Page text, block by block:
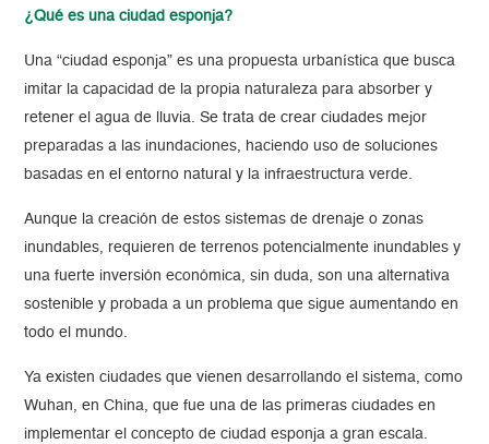
¿Qué es una ciudad esponja?
Una “ciudad esponja” es una propuesta urbanística que busca
imitar la capacidad de la propia naturaleza para absorber y
retener el agua de lluvia. Se trata de crear ciudades mejor
preparadas a las inundaciones, haciendo uso de soluciones
basadas en el entorno natural y la infraestructura verde.
Aunque la creación de estos sistemas de drenaje o zonas
inundables, requieren de terrenos potencialmente inundables y
una fuerte inversión económica, sin duda, son una alternativa
sostenible y probada a un problema que sigue aumentando en
todo el mundo.
Ya existen ciudades que vienen desarrollando el sistema, como
Wuhan, en China, que fue una de las primeras ciudades en
implementar el concepto de ciudad esponja a gran escala.